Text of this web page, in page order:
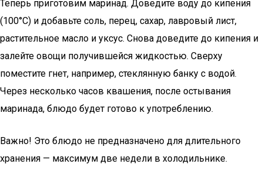
Теперь приготовим маринад. Доведите воду до кипения
(100°С) и добавьте соль, перец, сахар, лавровый лист,
растительное масло и уксус. Снова доведите до кипения и
залейте овощи получившейся жидкостью. Сверху
поместите гнет, например, стеклянную банку с водой.
Через несколько часов квашения, после остывания
маринада, блюдо будет готово к употреблению.
Важно! Это блюдо не предназначено для длительного
хранения — максимум две недели в холодильнике.